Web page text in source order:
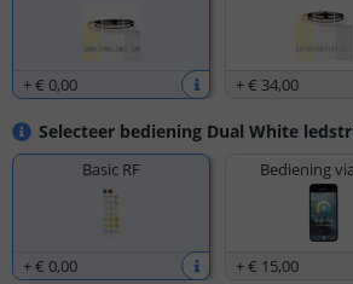
+€ 0,00 +€ 34,00
Selecteer bediening Dual White
Basic RF
+€ 0,00
Bediening
+€ 15,00